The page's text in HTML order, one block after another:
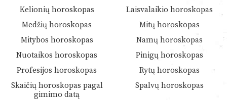
Kelionių horoskopas
Laisvalaikio horoskopas
Medžių horoskopas
Mitų horoskopas
Mitybos horoskopas
Namų horoskopas
Nuotaikos horoskopas
Pinigų horoskopas
Profesijos horoskopas
Rytų horoskopas
Skaičių horoskopas pagal
gimimo datą
Spalvų horoskopas